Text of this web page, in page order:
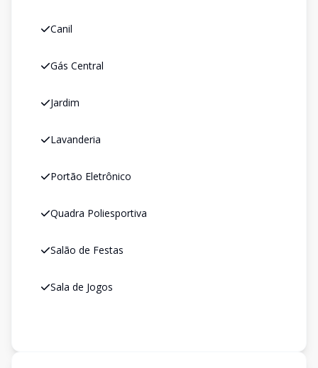
Canil
Gás Central
Jardim
Lavanderia
Portão Eletrônico
Quadra Poliesportiva
Salão de Festas
Sala de Jogos